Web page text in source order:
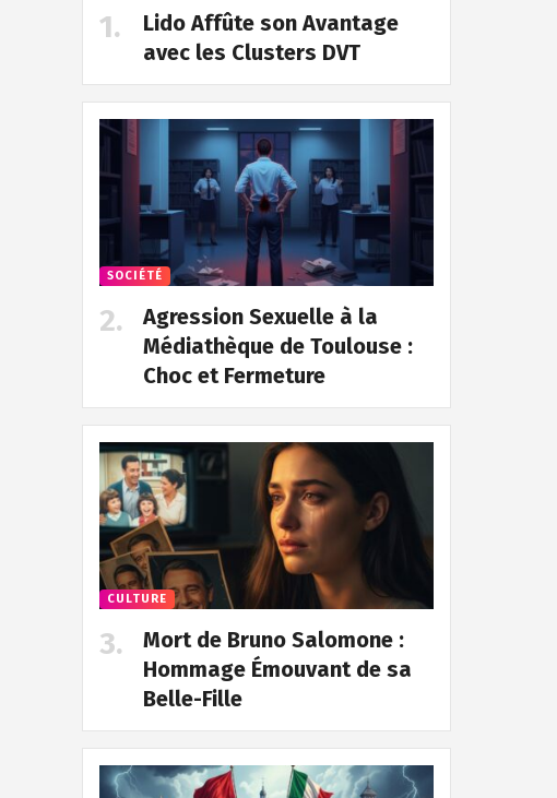
Lido Affûte son Avantage
avec les Clusters DVT
SOCIÉTÉ
Agression Sexuelle à la
Médiathèque de Toulouse :
Choc et Fermeture
CULTURE
Mort de Bruno Salomone :
Hommage Émouvant de sa
Belle-Fille